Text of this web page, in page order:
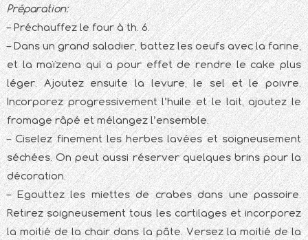
Préparation:
– Préchauffez le four à th. 6.
– Dans un grand saladier, battez les oeufs avec la farine,
et la maïzena qui a pour effet de rendre le cake plus
léger. Ajoutez ensuite la levure, le sel et le poivre.
Incorporez progressivement l’huile et le lait, ajoutez le
fromage râpé et mélangez l’ensemble.
– Ciselez finement les herbes lavées et soigneusement
séchées. On peut aussi réserver quelques brins pour la
décoration.
– Egouttez les miettes de crabes dans une passoire.
Retirez soigneusement tous les cartilages et incorporez
la moitié de la chair dans la pâte. Versez la moitié de la